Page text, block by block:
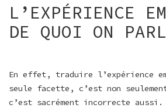
L’EXPÉRIENCE
DE QUOI ON
En effet, traduire l’expérience
seule facette, c’est non
c’est sacrément incorrecte